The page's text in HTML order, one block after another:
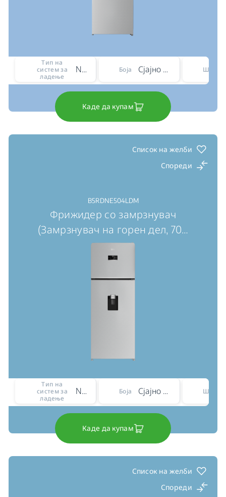
Тип на
систем за
ладење
No Frost Боја Сјајно сиво
Каде да купам
Список на желби
Спореди
B5RDNE504LDM
Фрижидер со замрзнувач
(Замрзнувач на горен дел, 70…
Тип на
систем за
ладење
No Frost Боја Сјајно сиво
Каде да купам
Список на желби
Спореди